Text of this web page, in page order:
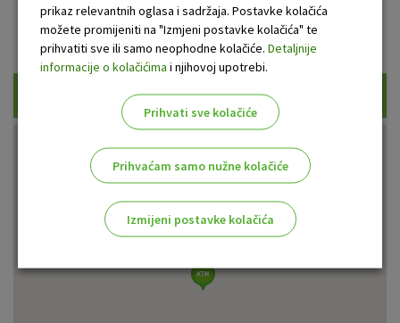
Prikaži samo uplatne bankomate
prikaz relevantnih oglasa i sadržaja. Postavke kolačića
možete promijeniti na "Izmjeni postavke kolačića" te
prihvatiti sve ili samo neophodne kolačiće. Detaljnije
informacije o kolačićima i njihovoj upotrebi.
Prihvati sve kolačiće
Prihvaćam samo nužne kolačiće
Izmijeni postavke kolačića